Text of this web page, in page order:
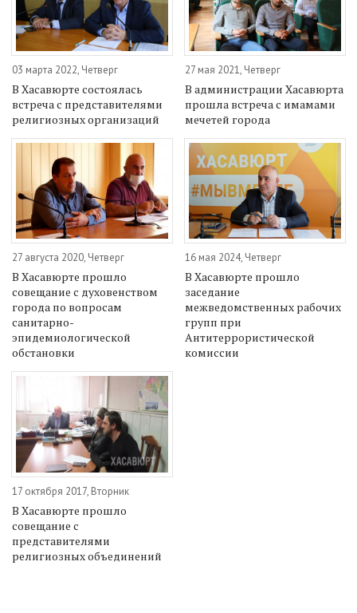
03 марта 2022, Четверг
В Хасавюрте состоялась
встреча с представителями
религиозных организаций
27 мая 2021, Четверг
В администрации Хасавюрта
прошла встреча с имамами
мечетей города
27 августа 2020, Четверг
В Хасавюрте прошло
совещание с духовенством
города по вопросам
санитарно-
эпидемиологической
обстановки
16 мая 2024, Четверг
В Хасавюрте прошло
заседание
межведомственных рабочих
групп при
Антитеррористической
комиссии
17 октября 2017, Вторник
В Хасавюрте прошло
совещание с
представителями
религиозных объединений